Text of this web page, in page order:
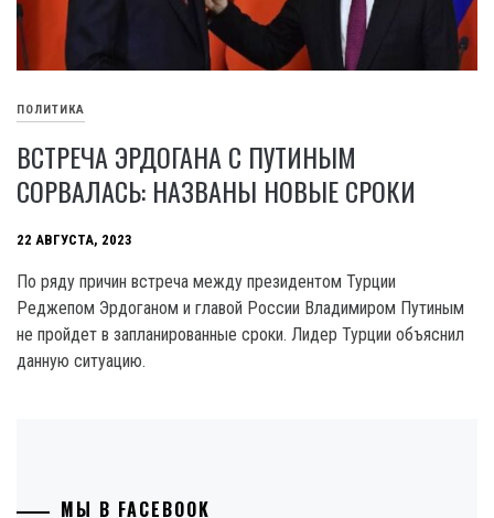
ПОЛИТИКА
ВСТРЕЧА ЭРДОГАНА С ПУТИНЫМ
СОРВАЛАСЬ: НАЗВАНЫ НОВЫЕ СРОКИ
22 АВГУСТА, 2023
По ряду причин встреча между президентом Турции
Реджепом Эрдоганом и главой России Владимиром Путиным
не пройдет в запланированные сроки. Лидер Турции объяснил
данную ситуацию.
МЫ В FACEBOOK